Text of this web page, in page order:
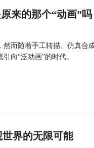
来的那个“动画”吗
然而随着手工转描、仿真
向“泛动画”的时代。
界的无限可能